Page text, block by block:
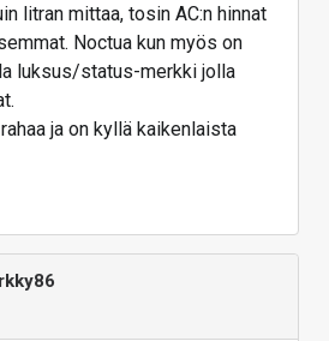
litran mittaa, tosin AC:n hinnat
Noctua kun myös on
luksus/status-merkki jolla
ja on kyllä kaikenlaista